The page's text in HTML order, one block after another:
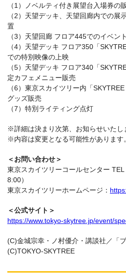
（1）ノベルティ付き展望台入場券の
（2）天望デッキ、天望回廊内での展
置
（3）天望回廊 フロア445でのイベン
（4）天望デッキ フロア350「
での特別映像の上映
（5）天望デッキ フロア340「
定カフェメニュー販売
（6）東京スカイツリー内「
グッズ販売
（7）特別ライティング点灯
※詳細は決まり次第、お知らせいたし
※内容は変更となる可能性があります。
＜お問い合わせ＞
東京スカイツリーコールセンター
8:00）
東京スカイツリーホームページ：
＜公式サイト＞
https://www.tokyo-skytree.jp/event/
(C)金城宗幸・ノ村優介・講談社／「
(C)TOKYO-SKYTREE